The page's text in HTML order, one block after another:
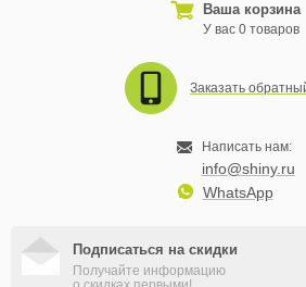
Ваша корзина
У вас 0 товаров
Заказать
Написать нам:
info@shiny.ru
WhatsApp
Подписаться на скидки
Получайте информацию